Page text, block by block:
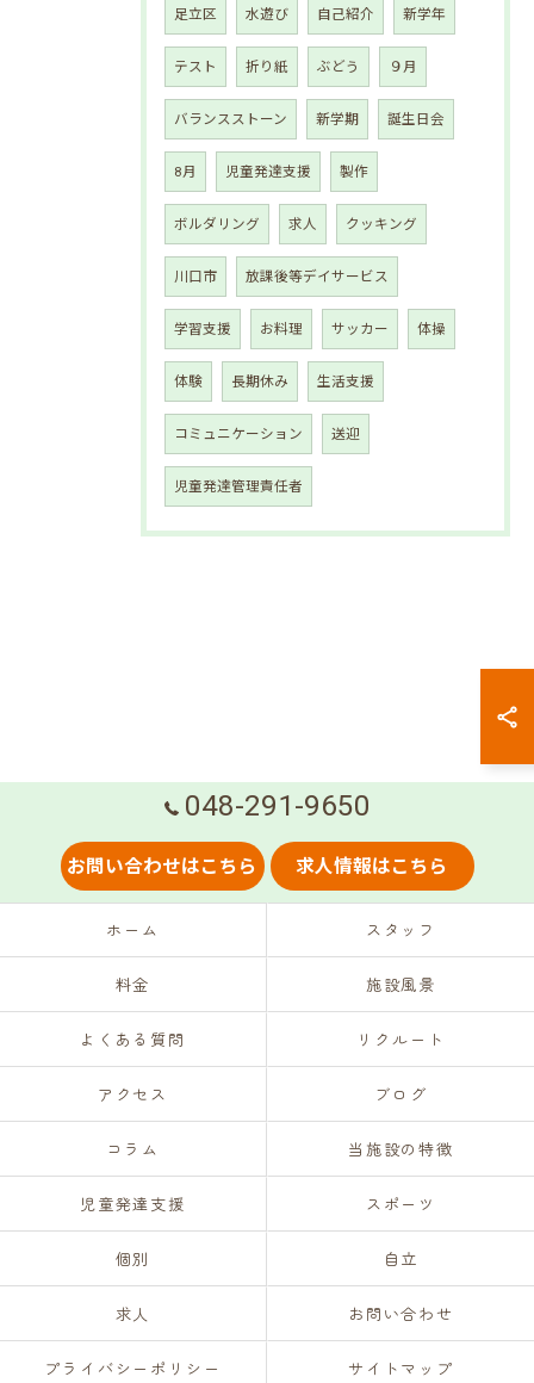
足立区 水遊び 自己紹介 新学年
テスト 折り紙 ぶどう ９月
バランスストーン 新学期 誕生日会
8月 児童発達支援 製作
ボルダリング 求人 クッキング
川口市 放課後等デイサービス
学習支援 お料理 サッカー 体操
体験 長期休み 生活支援
コミュニケーション 送迎
児童発達管理責任者
048-291-9650
お問い合わせはこちら 求人情報はこちら
ホーム スタッフ
料金 施設風景
よくある質問 リクルート
アクセス ブログ
コラム 当施設の特徴
児童発達支援 スポーツ
個別 自立
求人 お問い合わせ
プライバシーポリシー サイトマップ